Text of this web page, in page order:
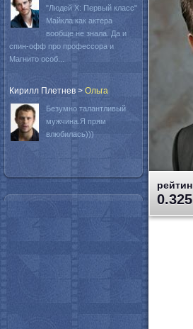
0.325
"Людей Х: Первый класс"
Майкла как актера
вообще не знала. Да и
спин-офф про профессора и
Магнито особ...
Кирилл Плетнев > Oльга
Безумно талантливый
мужчина.Я прям
влюбилась)))